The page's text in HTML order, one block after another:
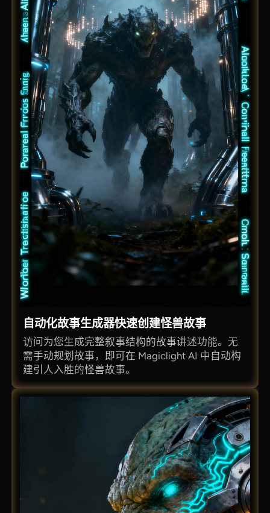
自动化故事生成器快速创建怪兽故事
访问为您生成完整叙事结构的故事讲述功能。无
需手动规划故事，即可在 Magiclight AI 中自动构
建引人入胜的怪兽故事。